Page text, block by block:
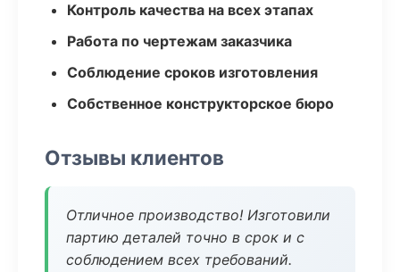
Контроль качества на всех этапах
Работа по чертежам заказчика
Соблюдение сроков изготовления
Собственное конструкторское бюро
Отзывы клиентов
Отличное производство! Изготовили
партию деталей точно в срок и с
соблюдением всех требований.